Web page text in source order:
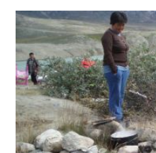
Kelter-
udstillingen
på
Moesgaard